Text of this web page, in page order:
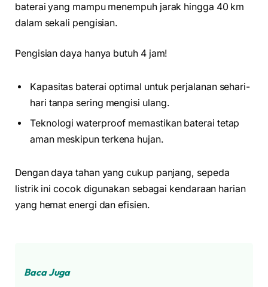
baterai yang mampu menempuh jarak hingga 40 km
dalam sekali pengisian.
Pengisian daya hanya butuh 4 jam!
Kapasitas baterai optimal untuk perjalanan sehari-
hari tanpa sering mengisi ulang.
Teknologi waterproof memastikan baterai tetap
aman meskipun terkena hujan.
Dengan daya tahan yang cukup panjang, sepeda
listrik ini cocok digunakan sebagai kendaraan harian
yang hemat energi dan efisien.
Baca Juga